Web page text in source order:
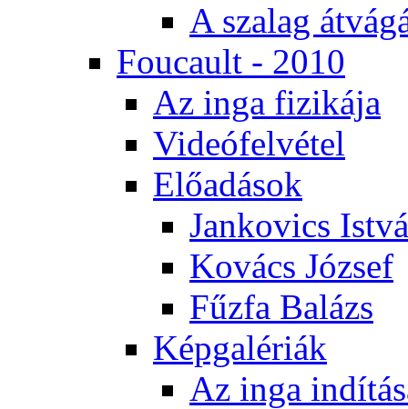
A sza­lag
Fo­u­ca­ult - 2010
Az in­ga fi­zi­ká­ja
Vi­de­ó­fel­vé­tel
Elő­adá­sok
Jan­ko­vics
Ko­vács Jó­zsef
Fűz­fa Ba­lázs
Kép­ga­lé­ri­ák
Az in­ga